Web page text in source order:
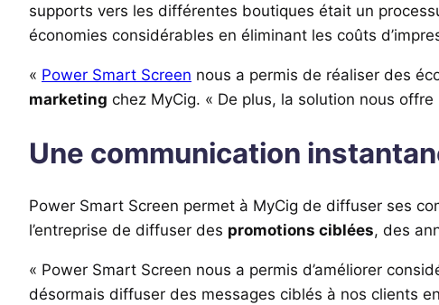
supports vers les différentes boutiques était un
économies considérables en éliminant les coûts
« Power Smart Screen nous a permis de réaliser des
marketing chez MyCig. « De plus, la solution nous offre
Une communication
Power Smart Screen permet à MyCig de diffuser ses
l’entreprise de diffuser des promotions ciblées, des
« Power Smart Screen nous a permis d’améliorer
désormais diffuser des messages ciblés à nos clients